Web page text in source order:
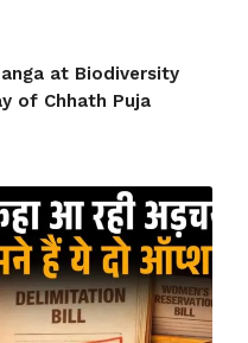
at Biodiversity
of Chhath Puja